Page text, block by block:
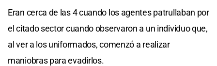
Eran cerca de las 4 cuando los agentes patrullaban por
el citado sector cuando observaron a un individuo que,
al ver a los uniformados, comenzó a realizar
maniobras para evadirlos.